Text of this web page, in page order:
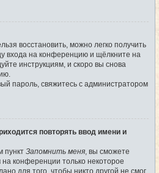
восстановить, можно легко получить
входа на конференцию и щёлкните на
инструкциям, и скоро вы снова
пароль, свяжитесь с администратором
повторять ввод имени и
пункт Запомнить меня , вы сможете
конференции только некоторое
для того, чтобы никто другой не смог